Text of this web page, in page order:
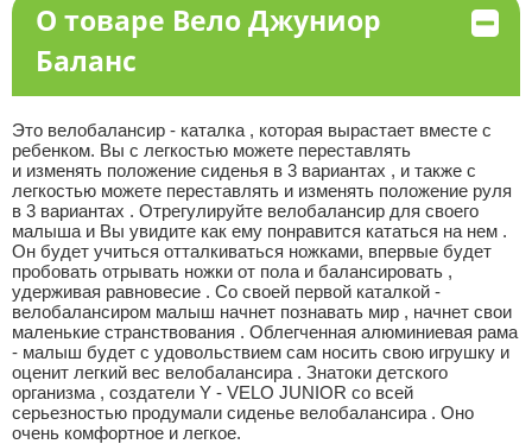
О товаре Вело Джуниор
Баланс
Это велобалансир - каталка , которая вырастает вместе с
ребенком. Вы с легкостью можете переставлять
и изменять положение сиденья в 3 вариантах , и также с
легкостью можете переставлять и изменять положение руля
в 3 вариантах . Отрегулируйте велобалансир для своего
малыша и Вы увидите как ему понравится кататься на нем .
Он будет учиться отталкиваться ножками, впервые будет
пробовать отрывать ножки от пола и балансировать ,
удерживая равновесие . Со своей первой каталкой -
велобалансиром малыш начнет познавать мир , начнет свои
маленькие странствования . Облегченная алюминиевая рама
- малыш будет с удовольствием сам носить свою игрушку и
оценит легкий вес велобалансира . Знатоки детского
организма , создатели Y - VELO JUNIOR со всей
серьезностью продумали сиденье велобалансира . Оно
очень комфортное и легкое.